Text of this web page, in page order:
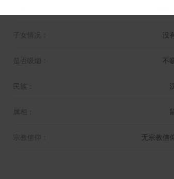
子女情况： 没
是否吸烟： 不
民族：
属相： 鼠
宗教信仰： 无宗教信